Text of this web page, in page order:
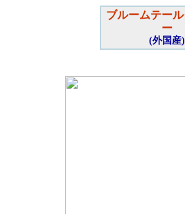
ブルームテー
ー
(外国産)